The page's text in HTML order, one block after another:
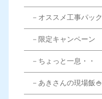
－オススメ工事パック
－限定キャンペーン
－ちょっと一息・・
－あきさんの現場飯🍚